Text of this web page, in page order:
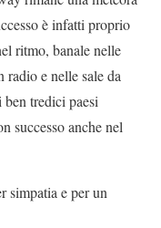
è infatti proprio
ritmo, banale nelle
e nelle sale da
tredici paesi
successo anche nel
simpatia e per un